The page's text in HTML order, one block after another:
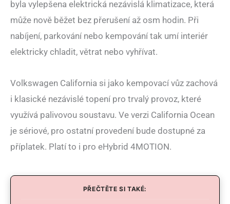
byla vylepšena elektrická nezávislá klimatizace, která
může nově běžet bez přerušení až osm hodin. Při
nabíjení, parkování nebo kempování tak umí interiér
elektricky chladit, větrat nebo vyhřívat.
Volkswagen California si jako kempovací vůz zachová
i klasické nezávislé topení pro trvalý provoz, které
využívá palivovou soustavu. Ve verzi California Ocean
je sériové, pro ostatní provedení bude dostupné za
příplatek. Platí to i pro eHybrid 4MOTION.
PŘEČTĚTE SI TAKÉ: